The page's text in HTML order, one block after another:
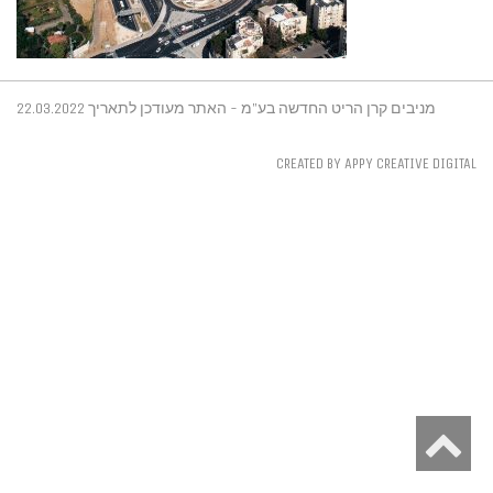
מניבים קרן הריט החדשה בע"מ - האתר מעודכן לתאריך 22.03.2022
CREATED BY APPY CREATIVE DIGITAL